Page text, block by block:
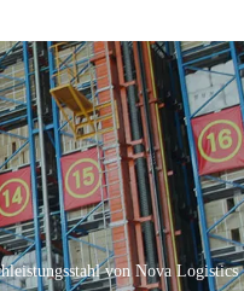
von Nova Logistics